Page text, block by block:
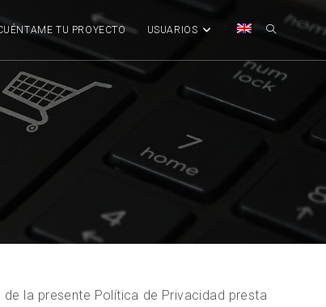
TU PROYECTO USUARIOS
la presente Política de Privacidad presta